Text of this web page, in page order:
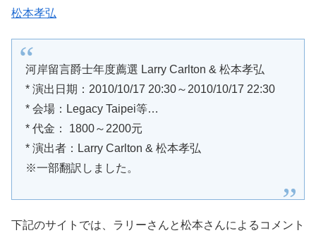
松本孝弘
河岸留言爵士年度薦選 Larry Carlton & 松本孝弘
* 演出日期：2010/10/17 20:30～2010/10/17 22:30
* 会場：Legacy Taipei等…
* 代金： 1800～2200元
* 演出者：Larry Carlton & 松本孝弘
※一部翻訳しました。
下記のサイトでは、ラリーさんと松本さんによるコメント